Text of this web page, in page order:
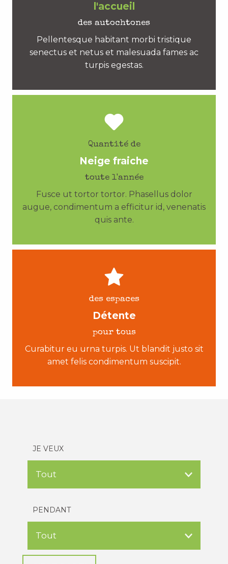
l'accueil
des autochtones
Pellentesque habitant morbi tristique
senectus et netus et malesuada fames ac
turpis egestas.
Quantité de
Neige fraiche
toute l'année
Fusce ut tortor tortor. Phasellus dolor
augue, condimentum a efficitur id, venenatis
quis ante.
des espaces
Détente
pour tous
Curabitur eu urna turpis. Ut blandit justo sit
amet felis condimentum suscipit.
JE VEUX
PENDANT